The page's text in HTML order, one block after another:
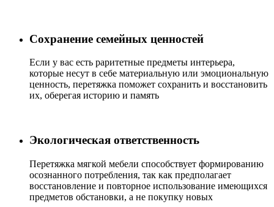
Сохранение семейных ценностей
Если у вас есть раритетные предметы интерьера,
которые несут в себе материальную или эмоциональную
ценность, перетяжка поможет сохранить и восстановить
их, оберегая историю и память
Экологическая ответственность
Перетяжка мягкой мебели способствует формированию
осознанного потребления, так как предполагает
восстановление и повторное использование имеющихся
предметов обстановки, а не покупку новых